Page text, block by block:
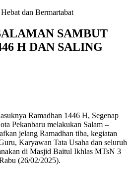
dan Bermartabat
SAMBUT
H DAN SALING
Ramadhan 1446 H, Segenap
Pekanbaru melakukan Salam –
jelang Ramadhan tiba, kegiatan
Karyawan Tata Usaha dan seluruh
di Masjid Baitul Ikhlas MTsN 3
(26/02/2025).